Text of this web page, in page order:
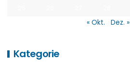
« Okt. Dez. »
Kategorie